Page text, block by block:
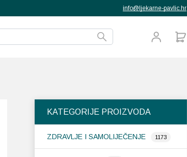
info@ljekarne-pavlic.hr
KATEGORIJE PROIZVODA
ZDRAVLJE I SAMOLIJEČENJE 1173